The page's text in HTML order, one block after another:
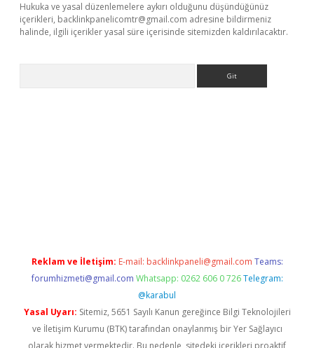
Hukuka ve yasal düzenlemelere aykırı olduğunu düşündüğünüz
içerikleri, backlinkpanelicomtr@gmail.com adresine bildirmeniz
halinde, ilgili içerikler yasal süre içerisinde sitemizden kaldırılacaktır.
Reklam ve İletişim: E-mail: backlinkpaneli@gmail.com Teams:
forumhizmeti@gmail.com Whatsapp: 0262 606 0 726 Telegram:
@karabul
Yasal Uyarı: Sitemiz, 5651 Sayılı Kanun gereğince Bilgi Teknolojileri
ve İletişim Kurumu (BTK) tarafından onaylanmış bir Yer Sağlayıcı
olarak hizmet vermektedir. Bu nedenle, sitedeki içerikleri proaktif